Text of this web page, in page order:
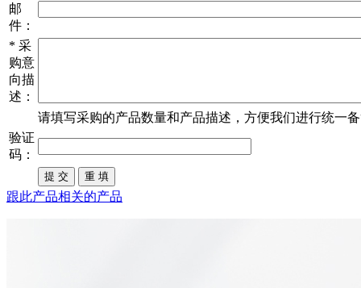
邮
件：
* 采
购意
向描
述：
请填写采购的产品数量和产品描述，方便我们进行统一
验证
码：
跟此产品相关的产品